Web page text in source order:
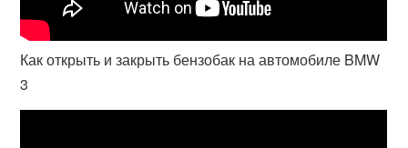
Как открыть и закрыть бензобак на автомобиле BMW
3